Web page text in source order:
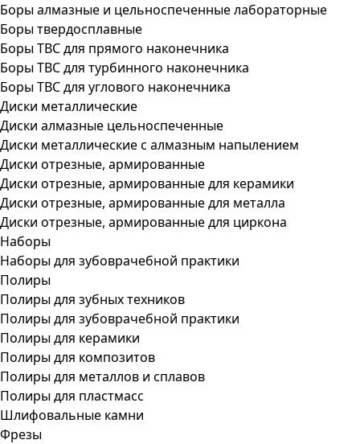
Боры алмазные и цельноспеченные лабораторные
Боры твердосплавные
Боры ТВС для прямого наконечника
Боры ТВС для турбинного наконечника
Боры ТВС для углового наконечника
Диски металлические
Диски алмазные цельноспеченные
Диски металлические с алмазным напылением
Диски отрезные, армированные
Диски отрезные, армированные для керамики
Диски отрезные, армированные для металла
Диски отрезные, армированные для циркона
Наборы
Наборы для зубоврачебной практики
Полиры
Полиры для зубных техников
Полиры для зубоврачебной практики
Полиры для керамики
Полиры для композитов
Полиры для металлов и сплавов
Полиры для пластмасс
Шлифовальные камни
Фрезы